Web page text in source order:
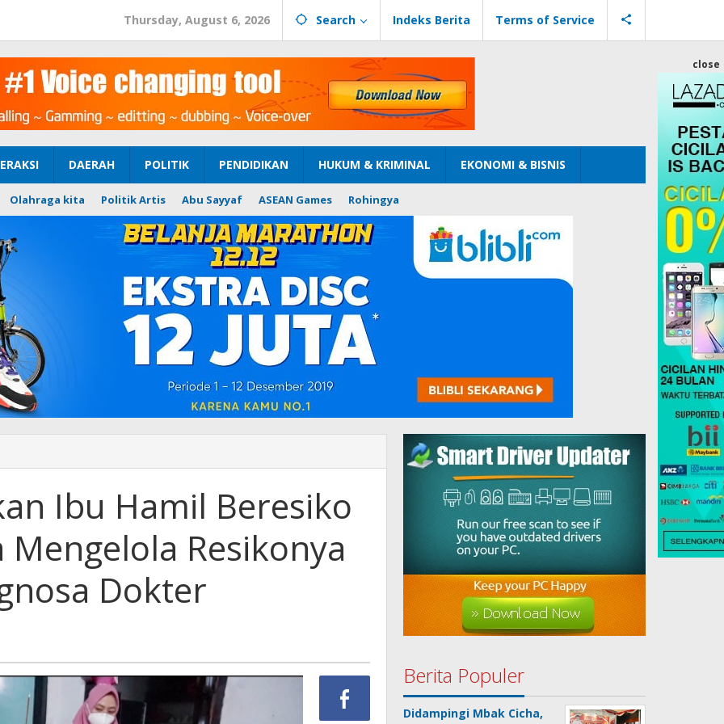
Thursday, August 6, 2026 Search Indeks Berita Terms of Service
DAERAH POLITIK PENDIDIKAN HUKUM & KRIMINAL EKONOMI & BISNIS
Olahraga kita Politik Artis Abu Sayyaf ASEAN Games Rohingya
close
Ibu Hamil Beresiko
Resikonya
Dokter
Berita Populer
Didampingi Mbak Cicha,